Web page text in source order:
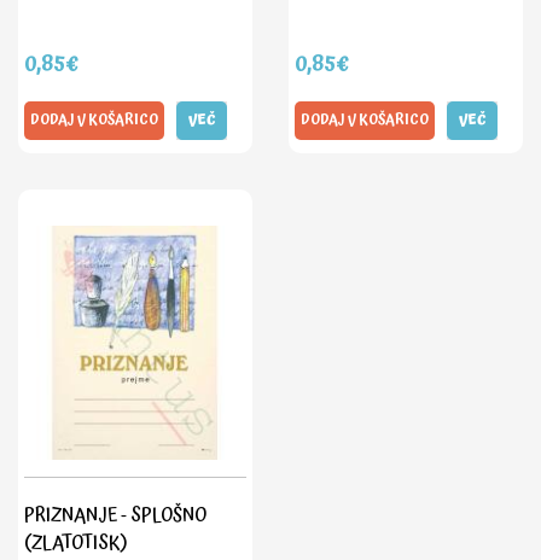
0,85€
DODAJ V KOŠARICO VEČ
0,85€
DODAJ V KOŠARICO VEČ
PRIZNANJE - SPLOŠNO
(ZLATOTISK)